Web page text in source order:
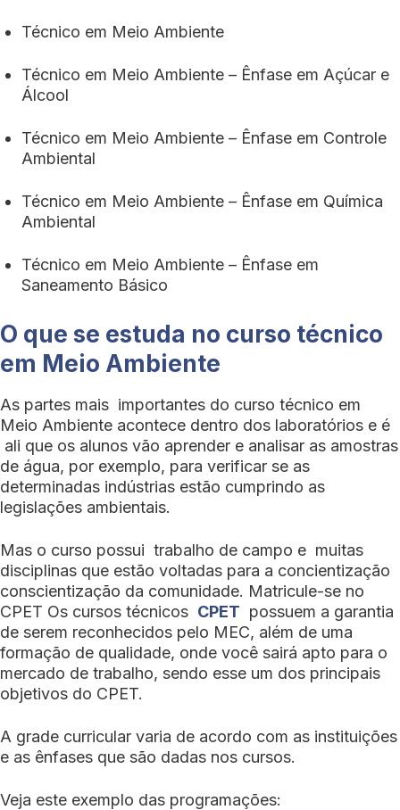
Técnico em Meio Ambiente
Técnico em Meio Ambiente – Ênfase em Açúcar e
Álcool
Técnico em Meio Ambiente – Ênfase em Controle
Ambiental
Técnico em Meio Ambiente – Ênfase em Química
Ambiental
Técnico em Meio Ambiente – Ênfase em
Saneamento Básico
O que se estuda no curso técnico
em Meio Ambiente
As partes mais importantes do curso técnico em
Meio Ambiente acontece dentro dos laboratórios e é
ali que os alunos vão aprender e analisar as amostras
de água, por exemplo, para verificar se as
determinadas indústrias estão cumprindo as
legislações ambientais.
Mas o curso possui trabalho de campo e muitas
disciplinas que estão voltadas para a concientização
conscientização da comunidade. Matricule-se no
CPET Os cursos técnicos CPET possuem a garantia
de serem reconhecidos pelo MEC, além de uma
formação de qualidade, onde você sairá apto para o
mercado de trabalho, sendo esse um dos principais
objetivos do CPET.
A grade curricular varia de acordo com as instituições
e as ênfases que são dadas nos cursos.
Veja este exemplo das programações: